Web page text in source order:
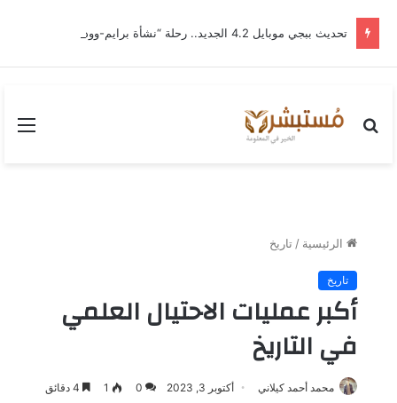
بحث
الرئيسية / تاريخ
تاريخ
أكبر عمليات الاحتيال العلمي
في التاريخ
محمد أحمد كيلاني أكتوبر 3, 2023 0
1